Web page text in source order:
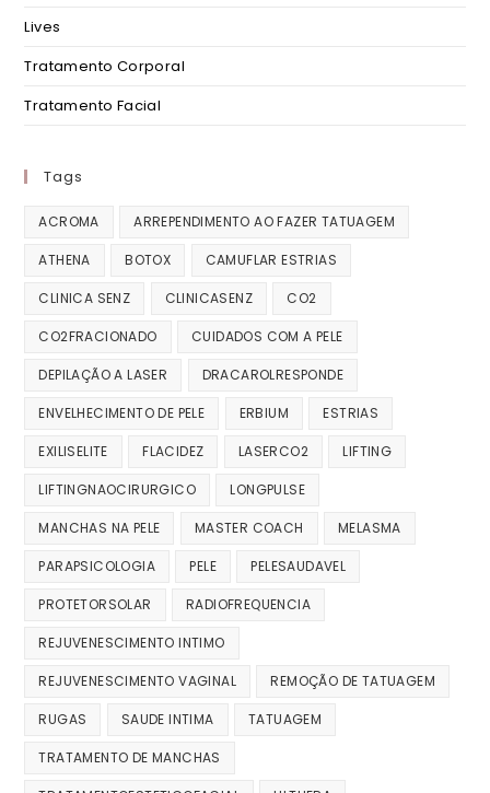
Lives
Tratamento Corporal
Tratamento Facial
Tags
ACROMA ARREPENDIMENTO AO FAZER TATUAGEM
ATHENA BOTOX CAMUFLAR ESTRIAS
CLINICA SENZ CLINICASENZ CO2
CO2FRACIONADO CUIDADOS COM A PELE
DEPILAÇÃO A LASER DRACAROLRESPONDE
ENVELHECIMENTO DE PELE ERBIUM ESTRIAS
EXILISELITE FLACIDEZ LASERCO2 LIFTING
LIFTINGNAOCIRURGICO LONGPULSE
MANCHAS NA PELE MASTER COACH MELASMA
PARAPSICOLOGIA PELE PELESAUDAVEL
PROTETORSOLAR RADIOFREQUENCIA
REJUVENESCIMENTO INTIMO
REJUVENESCIMENTO VAGINAL REMOÇÃO DE TATUAGEM
RUGAS SAUDE INTIMA TATUAGEM
TRATAMENTO DE MANCHAS